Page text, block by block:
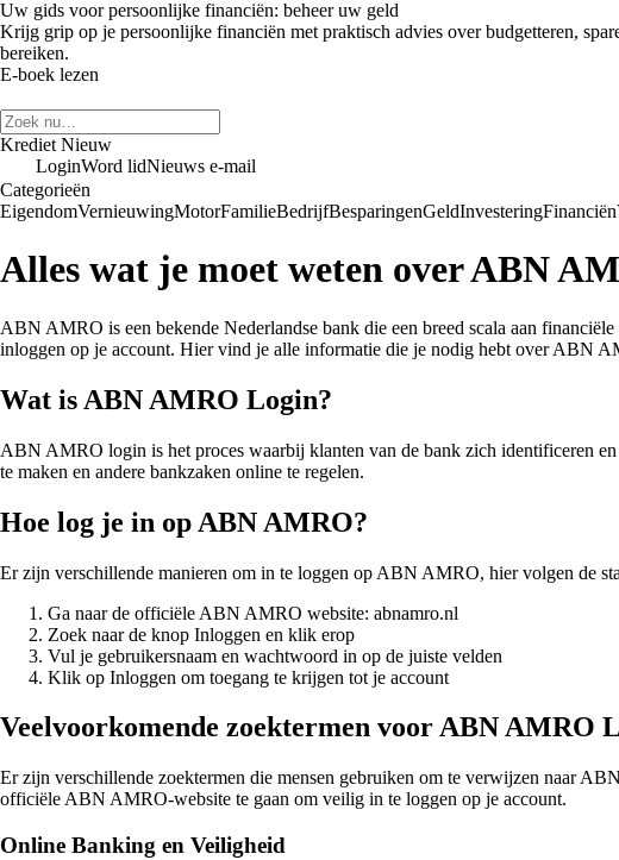
Uw gids voor persoonlijke financiën: beheer uw geld
Krijg grip op je persoonlijke financiën met praktisch advies over budgetteren,
bereiken.
E-boek lezen
Krediet Nieuw
LoginWord lidNieuws e-mail
Categorieën
EigendomVernieuwingMotorFamilieBedrijfBesparingenGeldInvesteringFinanciën
Alles wat je moet weten over ABN
ABN AMRO is een bekende Nederlandse bank die een breed scala aan
inloggen op je account. Hier vind je alle informatie die je nodig hebt over ABN
Wat is ABN AMRO Login?
ABN AMRO login is het proces waarbij klanten van de bank zich identificeren
te maken en andere bankzaken online te regelen.
Hoe log je in op ABN AMRO?
Er zijn verschillende manieren om in te loggen op ABN AMRO, hier volgen de
Ga naar de officiële ABN AMRO website: abnamro.nl
Zoek naar de knop Inloggen en klik erop
Vul je gebruikersnaam en wachtwoord in op de juiste velden
Klik op Inloggen om toegang te krijgen tot je account
Veelvoorkomende zoektermen voor ABN AMRO
Er zijn verschillende zoektermen die mensen gebruiken om te verwijzen naar
officiële ABN AMRO-website te gaan om veilig in te loggen op je account.
Online Banking en Veiligheid